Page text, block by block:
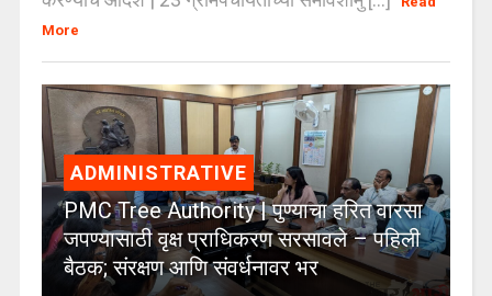
More
ADMINISTRATIVE
PMC Tree Authority | पुण्याचा हरित वारसा
जपण्यासाठी वृक्ष प्राधिकरण सरसावले – पहिली
बैठक; संरक्षण आणि संवर्धनावर भर